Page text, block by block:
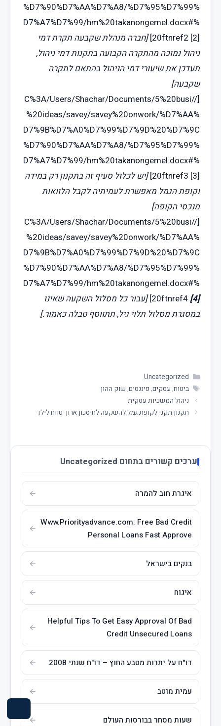
%D7%90%D7%AA%D7%A8/%D7%95%D7%99%
D7%A7%D7%99/hm%20takanongemel.docx#%
20ftnref2 [2]
][חברה מנהלת שקבעה תקרת דמי
ניהול נמוכה מהתקרה הקבועה בתקנות דמי ניהול,
תעדכן את שיעורי דמי הניהול בהתאם לתקרה
שקבעה]
[//C%3A/Users/Shachar/Documents/5%20busi
%20ideas/savey/savey%20onwork/%D7%AA%
D7%9B%D7%A0%D7%99%D7%9D%20%D7%9C
%D7%90%D7%AA%D7%A8/%D7%95%D7%99%
D7%A7%D7%99/hm%20takanongemel.docx#%
20ftnref3 [3]
][יש לכלול סעיף זה בתקנון רק במידה
וקופת הגמל מאפשרת לעמיתיה לקבל הלוואות
מנכסי הקופה]
[//C%3A/Users/Shachar/Documents/5%20busi
%20ideas/savey/savey%20onwork/%D7%AA%
D7%9B%D7%A0%D7%99%D7%9D%20%D7%9C
%D7%90%D7%AA%D7%A8/%D7%95%D7%99%
D7%A7%D7%99/hm%20takanongemel.docx#%
20ftnref4[4]
][עבור כל מסלול השקעה שאינו
במסגרת מסלול תלוי גיל, תתווסף טבלה כאמור.]
Uncategorized
ביטוח, עסקים, פיננסים, שוק ההון
ניהול המשכיות עסקית
תקנון תקני לקופת גמל להשקעה לחיסכון ארוך טווח לילד
ערכים קשורים בתחום Uncategorized
איגרת חוב להמרה
Www.Priorityadvance.com: Free Bad Credit
Personal Loans Fast Approve
בנקים בישראל
איגוח
Helpful Tips To Get Easy Approval Of Bad
Credit Unsecured Loans
דו"ח על יתרות מטבע החוץ – דו"ח שנתי 2008
עמית מוטב
שעות מסחר בבורסות העולם